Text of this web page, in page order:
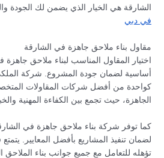
الشارقة هي الخيار الذي يضمن لك الجودة
في دبي
مقاول بناء ملاحق جاهزة في الشارقة
اختيار المقاول المناسب لبناء ملاحق
أساسية لضمان جودة المشروع. شركة
كواحدة من أفضل شركات المقاولات
الجاهزة، حيث تجمع بين الكفاءة المهنية
كما توفر شركة بناء ملاحق جاهزة في
لضمان تنفيذ المشاريع بأفضل المعايير.
تؤهله للتعامل مع جميع جوانب بناء الملاحق